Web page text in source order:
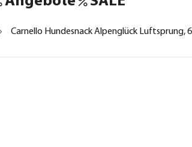
Carnello Hundesnack Alpenglück Luftsprung,